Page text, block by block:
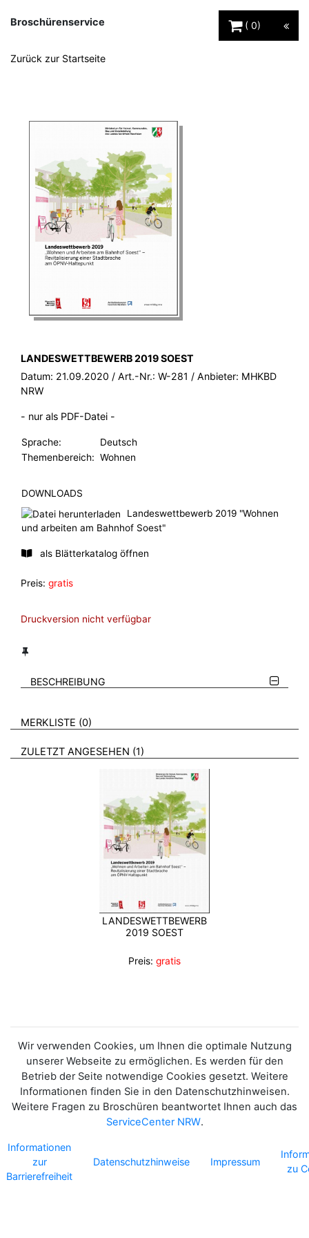
Broschürenservice
0
Zurück zur Startseite
BROSCHÜRE:
LANDESWETTBEWERB 2019 SOEST
Datum: 21.09.2020 / Art.-Nr.: W-281 / Anbieter: MHKBD
NRW
- nur als PDF-Datei -
Sprache:
Deutsch
Themenbereich: Wohnen
DOWNLOADS
Landeswettbewerb 2019 "Wohnen
und arbeiten am Bahnhof Soest"
als Blätterkatalog öffnen
Preis: gratis
Druckversion nicht verfügbar
BESCHREIBUNG
VERWEISE AUF VERMERKTE- ODER ZULETZT ANGESEHENE
MERKLISTE 0 BROSCHÜREN
ZULETZT ANGESEHEN 1 BROSCHÜREN
LANDESWETTBEWERB
2019 SOEST
Preis: gratis
Wir verwenden Cookies, um Ihnen die optimale Nutzung
unserer Webseite zu ermöglichen. Es werden für den
Betrieb der Seite notwendige Cookies gesetzt. Weitere
Informationen finden Sie in den Datenschutzhinweisen.
Weitere Fragen zu Broschüren beantwortet Ihnen auch das
ServiceCenter NRW.
Informationen
zur
Barrierefreiheit
Datenschutzhinweise Impressum
zu